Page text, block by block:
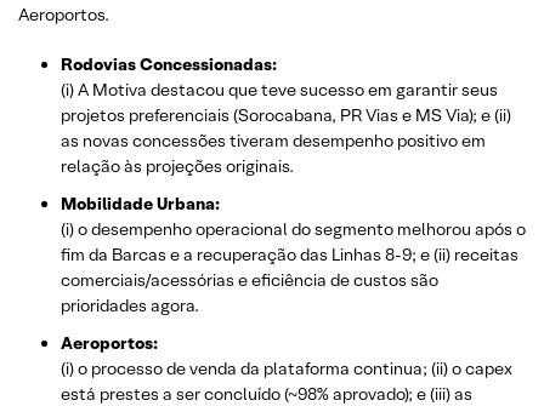
Aeroportos.
Rodovias Concessionadas:
(i) A Motiva destacou que teve sucesso em garantir seus
projetos preferenciais (Sorocabana, PR Vias e MS Via); e (ii)
as novas concessões tiveram desempenho positivo em
relação às projeções originais.
Mobilidade Urbana:
(i) o desempenho operacional do segmento melhorou após o
fim da Barcas e a recuperação das Linhas 8-9; e (ii) receitas
comerciais/acessórias e eficiência de custos são
prioridades agora.
Aeroportos:
(i) o processo de venda da plataforma continua; (ii) o capex
está prestes a ser concluído (~98% aprovado); e (iii) as